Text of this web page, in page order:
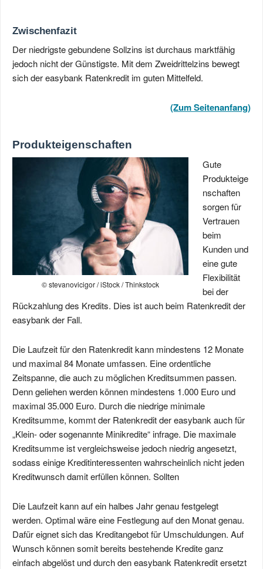
Zwischenfazit
Der niedrigste gebundene Sollzins ist durchaus marktfähig
jedoch nicht der Günstigste. Mit dem Zweidrittelzins bewegt
sich der easybank Ratenkredit im guten Mittelfeld.
(Zum Seitenanfang)
Produkteigenschaften
© stevanovicigor / iStock / Thinkstock
Gute
Produkteige
nschaften
sorgen für
Vertrauen
beim
Kunden und
eine gute
Flexibilität
bei der
Rückzahlung des Kredits. Dies ist auch beim Ratenkredit der
easybank der Fall.
Die Laufzeit für den Ratenkredit kann mindestens 12 Monate
und maximal 84 Monate umfassen. Eine ordentliche
Zeitspanne, die auch zu möglichen Kreditsummen passen.
Denn geliehen werden können mindestens 1.000 Euro und
maximal 35.000 Euro. Durch die niedrige minimale
Kreditsumme, kommt der Ratenkredit der easybank auch für
„Klein- oder sogenannte Minikredite“ infrage. Die maximale
Kreditsumme ist vergleichsweise jedoch niedrig angesetzt,
sodass einige Kreditinteressenten wahrscheinlich nicht jeden
Kreditwunsch damit erfüllen können. Sollten
Die Laufzeit kann auf ein halbes Jahr genau festgelegt
werden. Optimal wäre eine Festlegung auf den Monat genau.
Dafür eignet sich das Kreditangebot für Umschuldungen. Auf
Wunsch können somit bereits bestehende Kredite ganz
einfach abgelöst und durch den easybank Ratenkredit ersetzt